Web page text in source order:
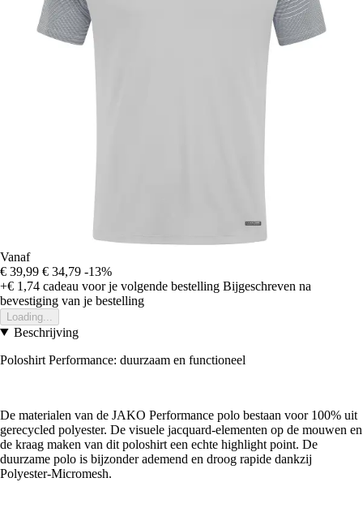
Vanaf
€ 39,99 € 34,79 -13%
+€ 1,74 cadeau voor je volgende bestelling Bijgeschreven na
bevestiging van je bestelling
Loading...
Beschrijving
Poloshirt Performance: duurzaam en functioneel
De materialen van de JAKO Performance polo bestaan voor 100% uit
gerecycled polyester. De visuele jacquard-elementen op de mouwen en
de kraag maken van dit poloshirt een echte highlight point. De
duurzame polo is bijzonder ademend en droog rapide dankzij
Polyester-Micromesh.